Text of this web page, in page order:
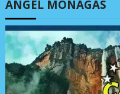
ÁNGEL MONAGAS